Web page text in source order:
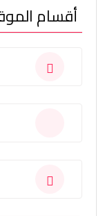
أقسام